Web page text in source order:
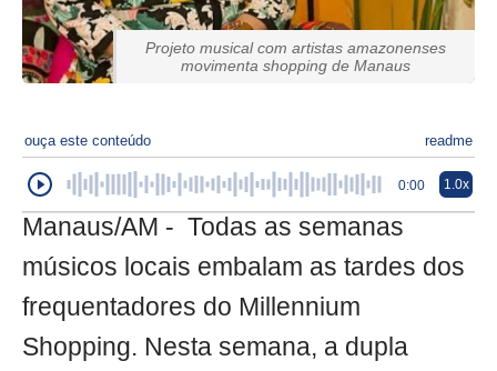
Projeto musical com artistas amazonenses
movimenta shopping de Manaus
ouça este conteúdo readme
0:00 1.0x
Manaus/AM - Todas as semanas
músicos locais embalam as tardes dos
frequentadores do Millennium
Shopping. Nesta semana, a dupla